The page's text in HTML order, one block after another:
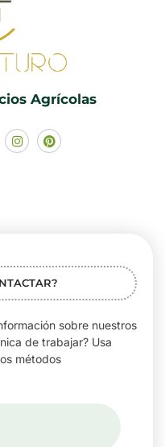
Agrícolas
sobre nuestros
de trabajar? Usa
métodos